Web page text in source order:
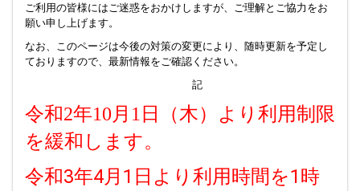
ご利用の皆様にはご迷惑をおかけしますが、ご理解とご協力をお
願い申し上げます。
なお、このページは今後の対策の変更により、随時更新を予定し
ておりますので、最新情報をご確認ください。
記
令和2年10月1日（木）より利用制限
を緩和します。
令和3年4月1日より利用時間を1時